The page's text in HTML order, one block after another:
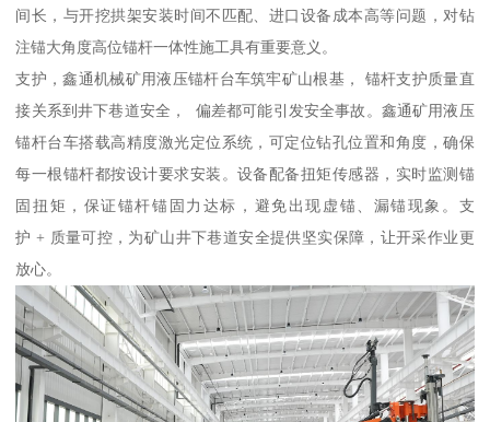
间长，与开挖拱架安装时间不匹配、进口设备成本高等问题，对钻
注锚大角度高位锚杆一体性施工具有重要意义。
支护，鑫通机械矿用液压锚杆台车筑牢矿山根基， 锚杆支护质量直
接关系到井下巷道安全， 偏差都可能引发安全事故。鑫通矿用液压
锚杆台车搭载高精度激光定位系统，可定位钻孔位置和角度，确保
每一根锚杆都按设计要求安装。设备配备扭矩传感器，实时监测锚
固扭矩，保证锚杆锚固力达标，避免出现虚锚、漏锚现象。支
护 + 质量可控，为矿山井下巷道安全提供坚实保障，让开采作业更
放心。